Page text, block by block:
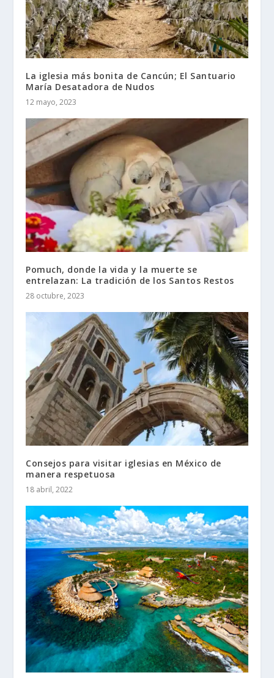
La iglesia más bonita de Cancún; El Santuario
María Desatadora de Nudos
12 mayo, 2023
Pomuch, donde la vida y la muerte se
entrelazan: La tradición de los Santos Restos
28 octubre, 2023
Consejos para visitar iglesias en México de
manera respetuosa
18 abril, 2022